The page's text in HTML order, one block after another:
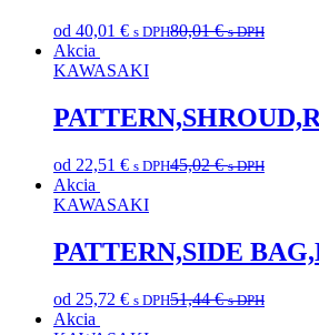
od 40,01 € s DPH80,01€ s DPH
Akcia
KAWASAKI
od 22,51 € s DPH45,02€ s DPH
Akcia
KAWASAKI
PATTERN,SIDE
od 25,72 € s DPH51,44€ s DPH
Akcia